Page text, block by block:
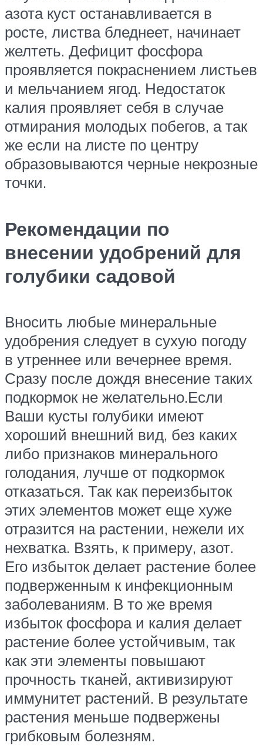
азота куст останавливается в
росте, листва бледнеет, начинает
желтеть. Дефицит фосфора
проявляется покраснением листьев
и мельчанием ягод. Недостаток
калия проявляет себя в случае
отмирания молодых побегов, а так
же если на листе по центру
образовываются черные некрозные
точки.
Рекомендации по
внесении удобрений для
голубики садовой
Вносить любые минеральные
удобрения следует в сухую погоду
в утреннее или вечернее время.
Сразу после дождя внесение таких
подкормок не желательно.Если
Ваши кусты голубики имеют
хороший внешний вид, без каких
либо признаков минерального
голодания, лучше от подкормок
отказаться. Так как переизбыток
этих элементов может еще хуже
отразится на растении, нежели их
нехватка. Взять, к примеру, азот.
Его избыток делает растение более
подверженным к инфекционным
заболеваниям. В то же время
избыток фосфора и калия делает
растение более устойчивым, так
как эти элементы повышают
прочность тканей, активизируют
иммунитет растений. В результате
растения меньше подвержены
грибковым болезням.